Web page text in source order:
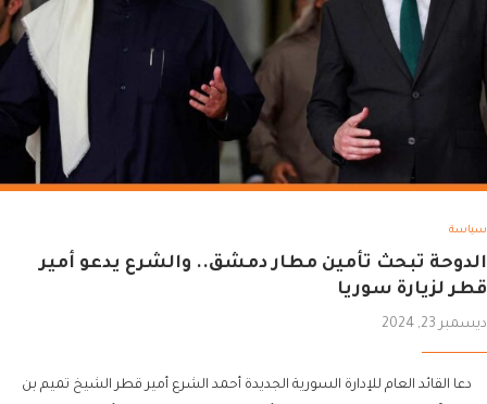
سياسة
الدوحة تبحث تأمين مطار دمشق.. والشرع يدعو أمير
قطر لزيارة سوريا
ديسمبر 23, 2024
دعا القائد العام للإدارة السورية الجديدة أحمد الشرع أمير قطر الشيخ تميم بن